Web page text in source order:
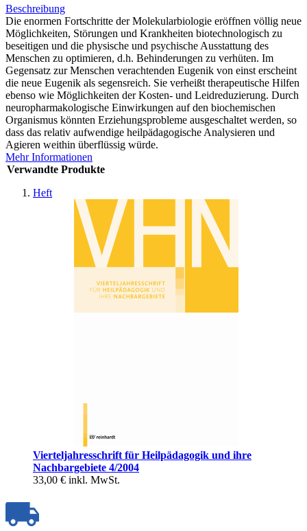
Beschreibung
Die enormen Fortschritte der Molekularbiologie eröffnen völlig neue
Möglichkeiten, Störungen und Krankheiten biotechnologisch zu
beseitigen und die physische und psychische Ausstattung des
Menschen zu optimieren, d.h. Behinderungen zu verhüten. Im
Gegensatz zur Menschen verachtenden Eugenik von einst erscheint
die neue Eugenik als segensreich. Sie verheißt therapeutische Hilfen
ebenso wie Möglichkeiten der Kosten- und Leidreduzierung. Durch
neuropharmakologische Einwirkungen auf den biochemischen
Organismus könnten Erziehungsprobleme ausgeschaltet werden, so
dass das relativ aufwendige heilpädagogische Analysieren und
Agieren weithin überflüssig würde.
Mehr Informationen
Verwandte Produkte
Heft
Vierteljahresschrift für Heilpädagogik und ihre
Nachbargebiete 4/2004
33,00 € inkl. MwSt.